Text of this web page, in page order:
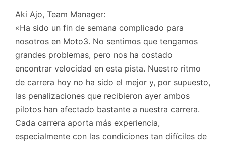
Aki Ajo, Team Manager:
«Ha sido un fin de semana complicado para
nosotros en Moto3. No sentimos que tengamos
grandes problemas, pero nos ha costado
encontrar velocidad en esta pista. Nuestro ritmo
de carrera hoy no ha sido el mejor y, por supuesto,
las penalizaciones que recibieron ayer ambos
pilotos han afectado bastante a nuestra carrera.
Cada carrera aporta más experiencia,
especialmente con las condiciones tan difíciles de